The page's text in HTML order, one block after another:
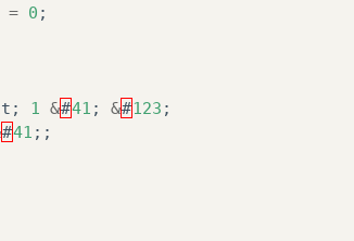
= 0 ;
; 1 &#41 ; &#123 ;
#41 ;;